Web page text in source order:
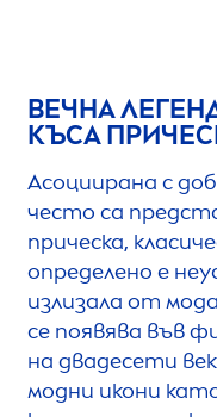
ВЕЧНА
КЪСА
Асоциирана с
често са
прическа,
определено е
излизала от
се появява във
на двадесети
модни икони